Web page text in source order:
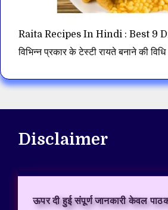
Raita Recipes In Hindi : Best 9
विभिन्न प्रकार के टेस्टी रायते बनाने की विधि
Disclaimer
ऊपर दी हुई संपूर्ण जानकारी केवल